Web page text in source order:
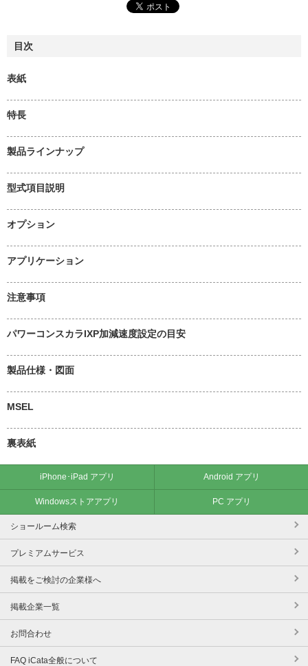
目次
表紙
特長
製品ラインナップ
型式項目説明
オプション
アプリケーション
注意事項
パワーコンスカラIXP加減速度設定の目安
製品仕様・図面
MSEL
裏表紙
iPhone･iPad アプリ Android アプリ
Windowsストアアプリ PC アプリ
ショールーム検索
プレミアムサービス
掲載をご検討の企業様へ
掲載企業一覧
お問合わせ
FAQ iCata全般について